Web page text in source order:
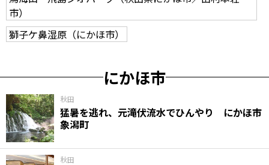
市）
獅子ケ鼻湿原（にかほ市）
にかほ市
秋田
猛暑を逃れ、元滝伏流水でひんやり にかほ市
象潟町
秋田